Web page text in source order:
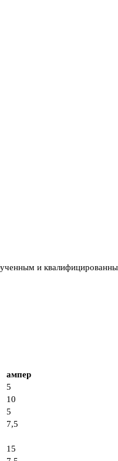
и
ампер
5
10
5
7,5
15